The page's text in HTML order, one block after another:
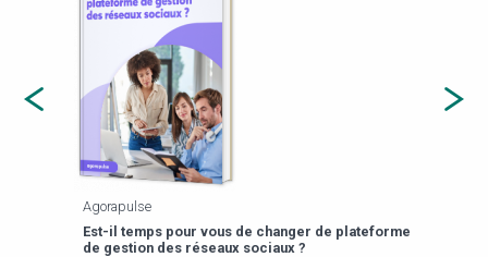
Agorapulse
Est-il temps pour vous de changer de plateforme
de gestion des réseaux sociaux ?